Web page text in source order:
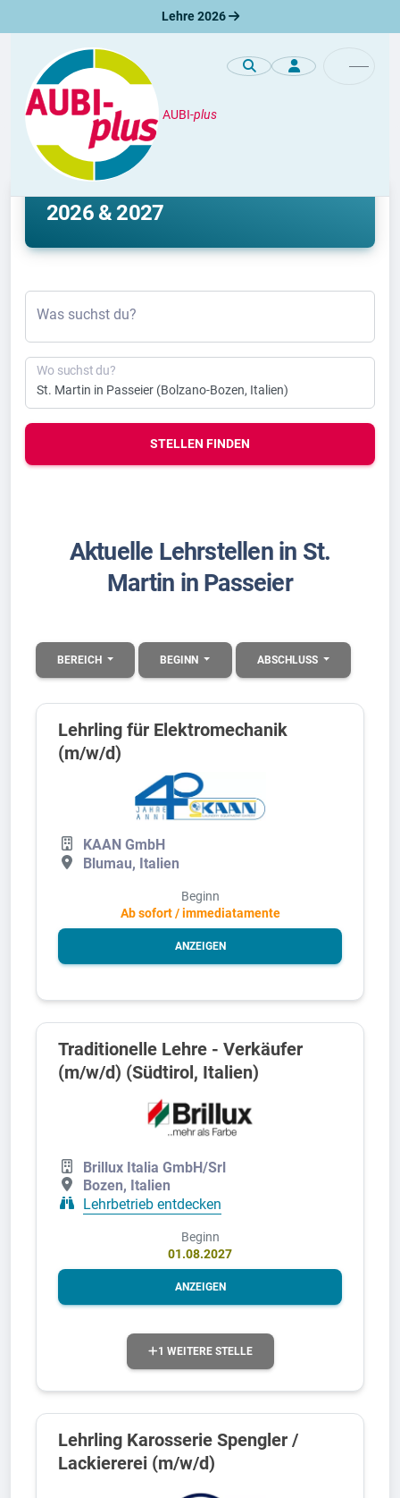
Lehre 2026
AUBI-plus
Lehre
Lehrstelle St. Martin in Passeier
2026 & 2027
Was suchst du?
Wo suchst du?
STELLEN FINDEN
Aktuelle Lehrstellen in St.
Martin in Passeier
BEREICH BEGINN ABSCHLUSS
Lehrling für Elektromechanik
(m/w/d)
KAAN GmbH
Blumau, Italien
Beginn
Ab sofort / immediatamente
ANZEIGEN
Traditionelle Lehre - Verkäufer
(m/w/d) (Südtirol, Italien)
Brillux Italia GmbH/Srl
Bozen, Italien
Lehrbetrieb entdecken
Beginn
01.08.2027
ANZEIGEN
1 WEITERE STELLE
Lehrling Karosserie Spengler /
Lackiererei (m/w/d)